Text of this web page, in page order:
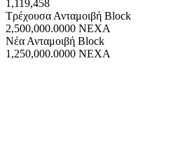
1,119,458
Τρέχουσα Ανταμοιβή Block
2,500,000.0000 NEXA
Νέα Ανταμοιβή Block
1,250,000.0000 NEXA